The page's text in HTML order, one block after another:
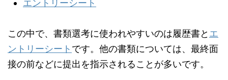
エントリーシート
この中で、書類選考に使われやすいのは履歴書と エ
ントリーシート です。他の書類については、最終面
接の前などに提出を指示されることが多いです。